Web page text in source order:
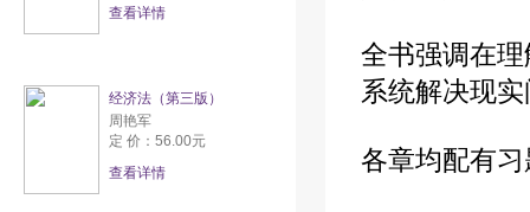
查看详情
经济法（第三版）
周艳军
定 价：56.00元
查看详情
全书强调在
系统解决现
各章均配有